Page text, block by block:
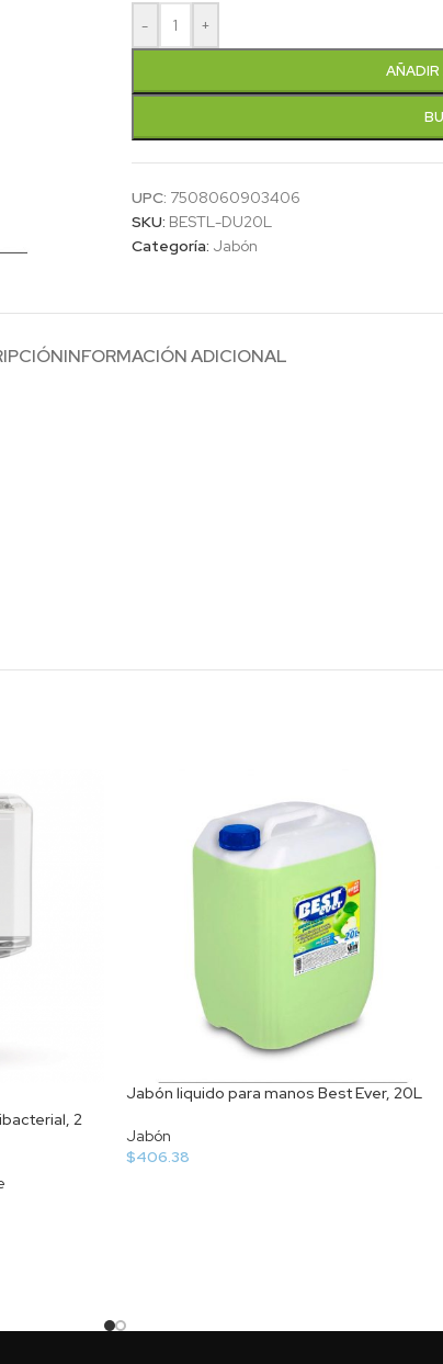
- +
UPC: 7508060903406
SKU: BESTL-DU20L
Categoría: Jabón
INFORMACIÓN ADICIONAL
2
Jabón liquido para manos Best Ever, 20L
Jabón
$406.38